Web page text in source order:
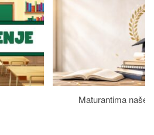
Maturantima naše